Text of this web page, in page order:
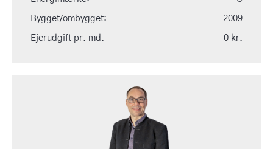
Bygget/ombygget: 2009
Ejerudgift pr. md. 0 kr.